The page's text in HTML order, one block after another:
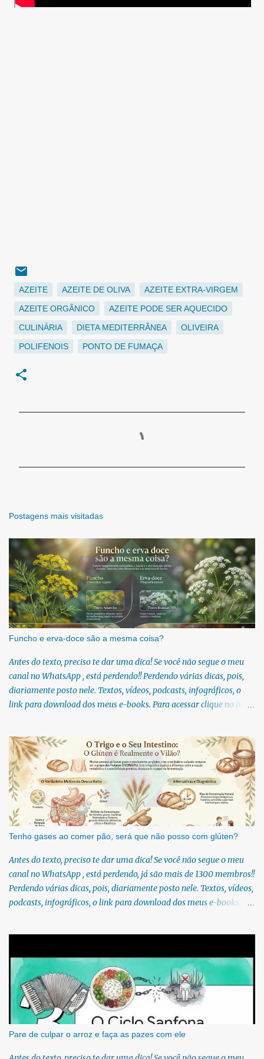
AZEITE AZEITE DE OLIVA
AZEITE EXTRA-VIRGEM
AZEITE ORGÂNICO
AZEITE PODE SER AQUECIDO
CULINÁRIA
DIETA MEDITERRÂNEA
OLIVEIRA
POLIFENOIS
PONTO DE FUMAÇA
r
o
s
Postagens mais visitadas
Funcho e erva-doce são a mesma coisa?
Antes do texto, preciso te dar uma dica! Se você não segue o meu
canal no WhatsApp , está perdendo!! Perdendo várias dicas, pois,
diariamente posto nele. Textos, vídeos, podcasts, infográficos, o
link para download dos meus e-books. Para acessar clique no link:
estilo de vida. Compartilho orientações baseadas em ciência de
verdade, sem complicação e sem modinha. Se você gosta de chás e
estuda fitoterapia, é provável que você já tenha confundido o
funcho com a erva-doce em algum momento! Também conhecida
como funcho-doce, essa herbácea é considerada uma erva
medicinal. Se esse tema te interessa então sugiro que você siga o
meu canal no WhatsApp. Todo dia textos novos diretamente no seu
https://whatsapp.com/channel/0029Vb6U4AqKgsNzkBhubA40 A
espécie Foeniculum vulgare é muito bem aproveitada por aqueles
que a consomem, sej...
Tenho gases ao comer pão, será que não posso com glúten?
Antes do texto, preciso te dar uma dica! Se você não segue o meu
canal no WhatsApp , está perdendo, já são mais de 1300 membros!!
Perdendo várias dicas, pois, diariamente posto nele. Textos, vídeos,
podcasts, infográficos, o link para download dos meus e-books.
estilo de vida. Compartilho orientações baseadas em ciência de
verdade, sem complicação e sem modinha. Nas consultas em
consultório particular e também no ambulatório de Nutrologia no
SUS, é extremamente comum receber pacientes que relatam
aumento significativo de gases, distensão abdominal, estufamento
e desconforto após o consumo de alimentos feitos com farinha de
Pare de culpar o arroz e faça as pazes com ele